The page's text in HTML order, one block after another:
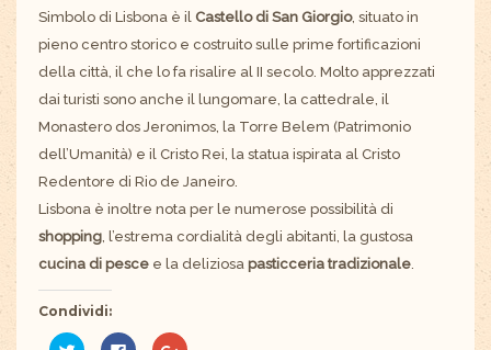
Simbolo di Lisbona è il Castello di San Giorgio, situato in
pieno centro storico e costruito sulle prime fortificazioni
della città, il che lo fa risalire al II secolo. Molto apprezzati
dai turisti sono anche il lungomare, la cattedrale, il
Monastero dos Jeronimos, la Torre Belem (Patrimonio
dell’Umanità) e il Cristo Rei, la statua ispirata al Cristo
Redentore di Rio de Janeiro.
Lisbona è inoltre nota per le numerose possibilità di
shopping, l’estrema cordialità degli abitanti, la gustosa
cucina di pesce e la deliziosa pasticceria tradizionale.
Condividi: